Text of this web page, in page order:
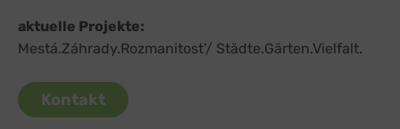
aktuelle Projekte:
Mestá.Záhrady.Rozmanitost'/ Städte.Gärten.Vielfalt.
Kontakt